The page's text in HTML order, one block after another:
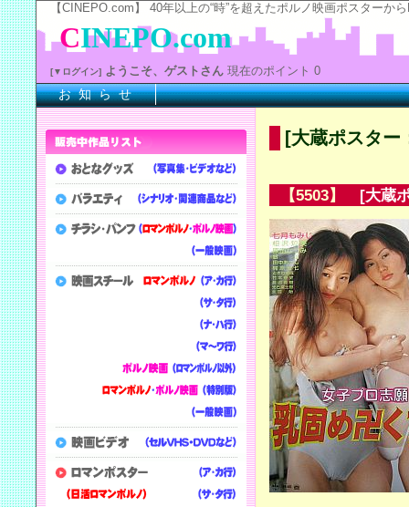
【CINEPO.com】 40年以上の“時”を超えたポルノ映画ポスター
[大蔵ポスタ
【5503】 [大蔵
※
CINEPO.com
[▼ログイン] ようこそ、ゲストさん 現在のポイント 0
お 知 ら せ